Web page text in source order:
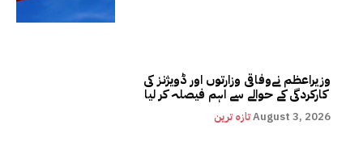
وزیراعظم نےوفاقی وزارتوں اور ڈویژنز کی
کارکردگی کے حوالے سے اہم فیصلہ کر لیا
تازہ ترینAugust 3, 2026